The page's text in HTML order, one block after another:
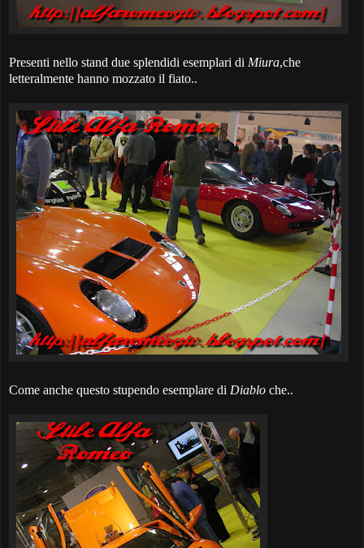
Presenti nello stand due splendidi esemplari di Miura,che
letteralmente hanno mozzato il fiato..
Come anche questo stupendo esemplare di Diablo che..